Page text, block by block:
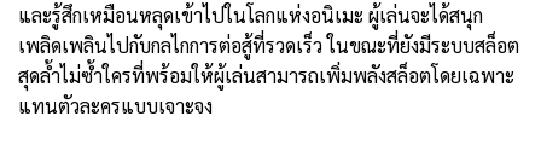
และรู้สึกเหมือนหลุดเข้าไปในโลกแห่งอนิเมะ ผู้เล่นจะได้สนุก
เพลิดเพลินไปกับกลไกการต่อสู้ที่รวดเร็ว ในขณะที่ยังมีระบบสล็อต
สุดล้ำไม่ซ้ำใครที่พร้อมให้ผู้เล่นสามารถเพิ่มพลังสล็อตโดยเฉพาะ
แทนตัวละครแบบเจาะจง